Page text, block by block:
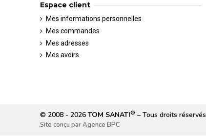
Espace client
Mes informations personnelles
Mes commandes
Mes adresses
Mes avoirs
© 2008 - 2026TOM SANATI® – Tous droits réservés
Site conçu parAgence BPC